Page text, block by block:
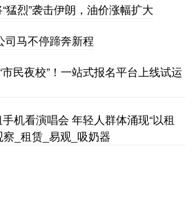
猛烈”袭击伊朗，油价涨幅扩大
司马不停蹄奔新程
市民夜校”！一站式报名平台上线试运
机看演唱会 年轻人群体涌现“以租
_租赁_易观_吸奶器